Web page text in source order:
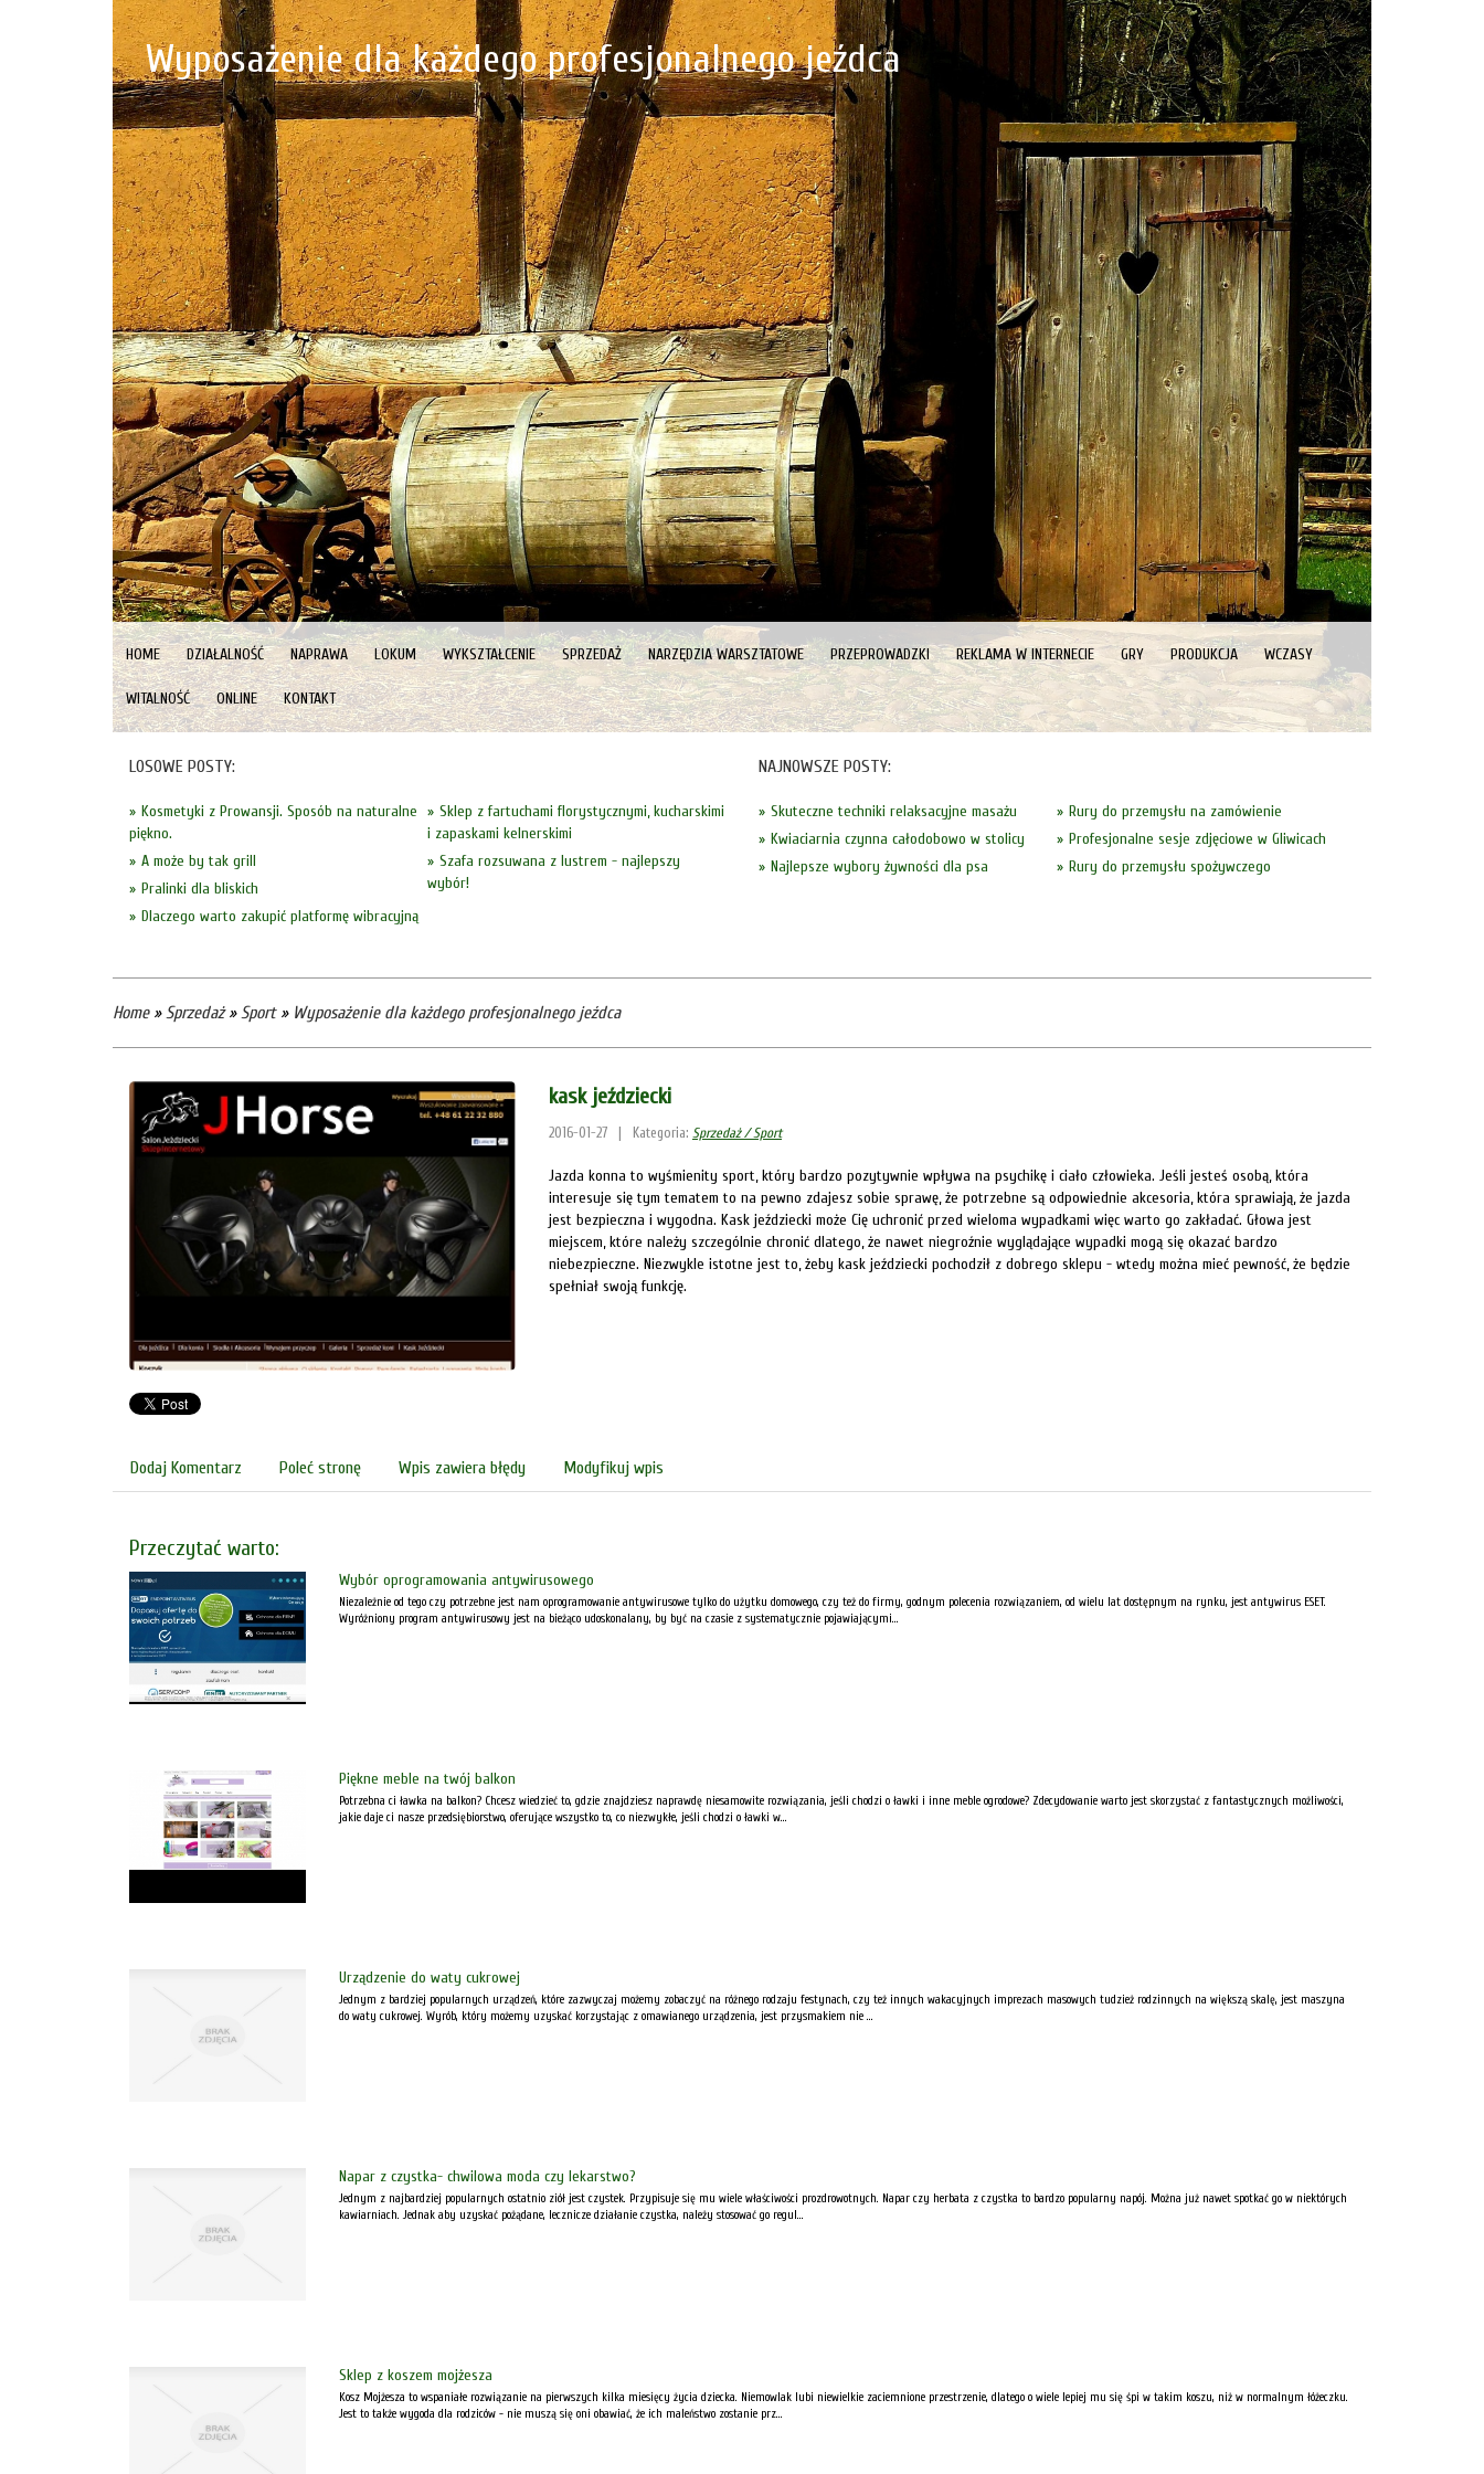
HOME DZIAŁALNOŚĆ NAPRAWA LOKUM WYKSZTAŁCENIE SPRZEDAŻ NARZĘDZIA WARSZTATOWE PRZEPROWADZKI REKLAMA W INTERNECIE GRY PRODUKCJA WCZASY
WITALNOŚĆ ONLINE KONTAKT
Wyposażenie dla każdego profesjonalnego jeźdca
LOSOWE POSTY:
Sklep z fartuchami florystycznymi, kucharskimi
i zapaskami kelnerskimi
Kosmetyki z Prowansji. Sposób na naturalne
piękno.
Szafa rozsuwana z lustrem - najlepszy
wybór!
A może by tak grill
Pralinki dla bliskich
Dlaczego warto zakupić platformę wibracyjną
NAJNOWSZE POSTY:
Rury do przemysłu na zamówienie
Skuteczne techniki relaksacyjne masażu
Profesjonalne sesje zdjęciowe w Gliwicach
Kwiaciarnia czynna całodobowo w stolicy
Rury do przemysłu spożywczego
Najlepsze wybory żywności dla psa
Home»Sprzedaż»Sport» Wyposażenie dla każdego profesjonalnego jeźdca
kask jeździecki
2016-01-27 Kategoria: Sprzedaż / Sport
Jazda konna to wyśmienity sport, który bardzo pozytywnie wpływa na psychikę i ciało człowieka. Jeśli jesteś osobą, która
interesuje się tym tematem to na pewno zdajesz sobie sprawę, że potrzebne są odpowiednie akcesoria, która sprawiają, że jazda
jest bezpieczna i wygodna. Kask jeździecki może Cię uchronić przed wieloma wypadkami więc warto go zakładać. Głowa jest
miejscem, które należy szczególnie chronić dlatego, że nawet niegroźnie wyglądające wypadki mogą się okazać bardzo
niebezpieczne. Niezwykle istotne jest to, żeby kask jeździecki pochodził z dobrego sklepu - wtedy można mieć pewność, że będzie
spełniał swoją funkcję.
Dodaj Komentarz Poleć stronę Wpis zawiera błędy Modyfikuj wpis
Przeczytać warto:
Wybór oprogramowania antywirusowego
Niezależnie od tego czy potrzebne jest nam oprogramowanie antywirusowe tylko do użytku domowego, czy też do firmy, godnym polecenia rozwiązaniem, od wielu lat dostępnym na rynku, jest antywirus ESET.
Wyróżniony program antywirusowy jest na bieżąco udoskonalany, by być na czasie z systematycznie pojawiającymi...
Piękne meble na twój balkon
Potrzebna ci ławka na balkon? Chcesz wiedzieć to, gdzie znajdziesz naprawdę niesamowite rozwiązania, jeśli chodzi o ławki i inne meble ogrodowe? Zdecydowanie warto jest skorzystać z fantastycznych możliwości,
jakie daje ci nasze przedsiębiorstwo, oferujące wszystko to, co niezwykłe, jeśli chodzi o ławki w...
Urządzenie do waty cukrowej
Jednym z bardziej popularnych urządzeń, które zazwyczaj możemy zobaczyć na różnego rodzaju festynach, czy też innych wakacyjnych imprezach masowych tudzież rodzinnych na większą skalę, jest maszyna
do waty cukrowej. Wyrób, który możemy uzyskać korzystając z omawianego urządzenia, jest przysmakiem nie ...
Napar z czystka- chwilowa moda czy lekarstwo?
Jednym z najbardziej popularnych ostatnio ziół jest czystek. Przypisuje się mu wiele właściwości prozdrowotnych. Napar czy herbata z czystka to bardzo popularny napój. Można już nawet spotkać go w niektórych
kawiarniach. Jednak aby uzyskać pożądane, lecznicze działanie czystka, należy stosować go regul...
Sklep z koszem mojżesza
Kosz Mojżesza to wspaniałe rozwiązanie na pierwszych kilka miesięcy życia dziecka. Niemowlak lubi niewielkie zaciemnione przestrzenie, dlatego o wiele lepiej mu się śpi w takim koszu, niż w normalnym łóżeczku.
Jest to także wygoda dla rodziców - nie muszą się oni obawiać, że ich maleństwo zostanie prz...